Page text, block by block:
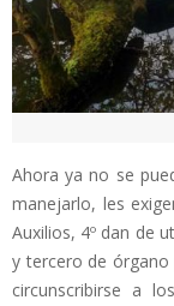
Ahora ya no se
manejarlo, les
Auxilios, 4º dan de
y tercero de
circunscribirse a